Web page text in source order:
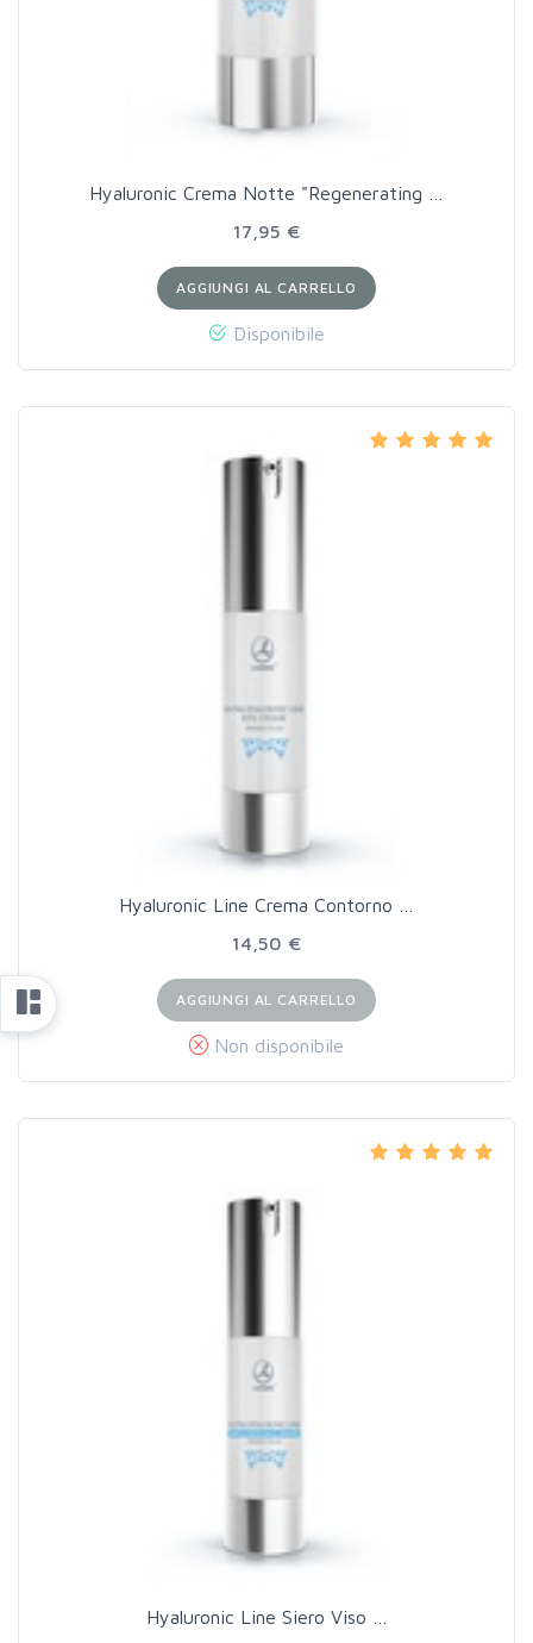
Hyaluronic Crema Notte "Regenerating …
17,95 €
AGGIUNGI AL CARRELLO
Disponibile
Hyaluronic Line Crema Contorno …
14,50 €
AGGIUNGI AL CARRELLO
Non disponibile
Hyaluronic Line Siero Viso …